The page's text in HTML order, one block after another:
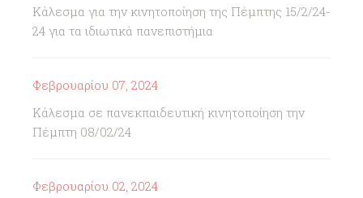
Κάλεσμα για την κινητοποίηση της Πέμπτης 15/2/24-
24 για τα ιδιωτικά πανεπιστήμια
Φεβρουαρίου 07, 2024
Κάλεσμα σε πανεκπαιδευτική κινητοποίηση την
Πέμπτη 08/02/24
Φεβρουαρίου 02, 2024